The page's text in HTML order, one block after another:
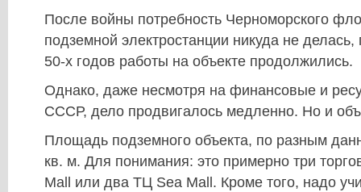
После войны потребность Черноморского
подземной электростанции никуда не
50-х годов работы на объекте продолжились.
Однако, даже несмотря на финансовые и
СССР, дело продвигалось медленно. Но и
Площадь подземного объекта, по разным
кв. м. Для понимания: это примерно три
Mall или два ТЦ Sea Mall. Кроме того, надо